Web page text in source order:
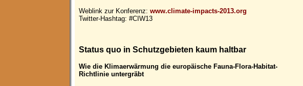
Weblink zur Konferenz: www.climate-impacts-2013.org
Twitter-Hashtag: #CIW13
Status quo in Schutzgebieten kaum haltbar
Wie die Klimaerwärmung die europäische Fauna-Flora-Habitat-
Richtlinie untergräbt